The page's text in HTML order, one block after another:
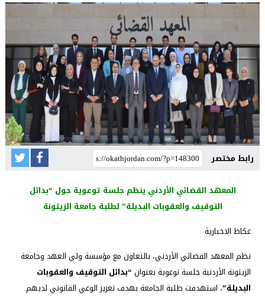
رابط مختصر
المعهد القضائي الأردني ينظم جلسة توعوية حول “بدائل
التوقيف والعقوبات البديلة” لطلبة جامعة الزيتونة
عكاظ الاخبارية
نظم المعهد القضائي الأردني، بالتعاون مع مؤسسة ولي العهد وجامعة
الزيتونة الأردنية جلسة توعوية بعنوان “بدائل التوقيف والعقوبات
البديلة”، استهدفت طلبة الجامعة بهدف تعزيز الوعي القانوني لديهم.